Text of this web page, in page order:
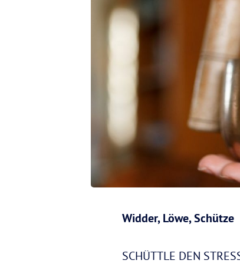
Widder, Löwe, Schütze
SCHÜTTLE DEN